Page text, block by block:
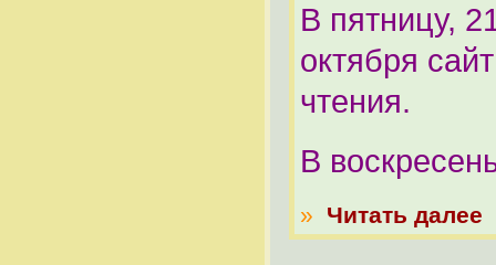
В пятницу,
октября
чтения.
В
» Читать далее